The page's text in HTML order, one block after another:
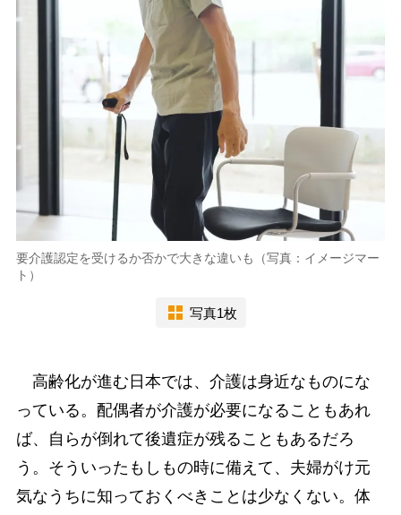
要介護認定を受けるか否かで大きな違いも（写真：イメージマー
ト）
写真1枚
高齢化が進む日本では、介護は身近なものにな
っている。配偶者が介護が必要になることもあれ
ば、自らが倒れて後遺症が残ることもあるだろ
う。そういったもしもの時に備えて、夫婦がけ元
気なうちに知っておくべきことは少なくない。体